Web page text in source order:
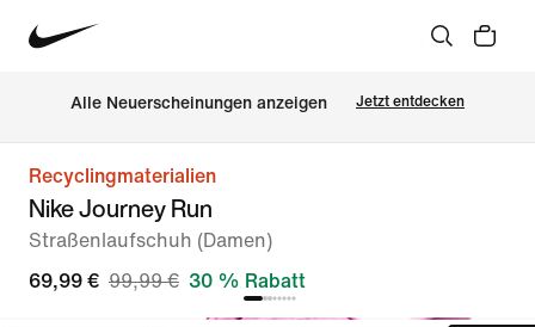
Alle Neuerscheinungen anzeigen Jetzt entdecken
Recyclingmaterialien
Nike Journey Run
Straßenlaufschuh (Damen)
69,99 € 99,99 € 30 % Rabatt